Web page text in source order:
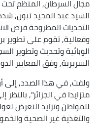
مجال السرطان, المنظم تحت
السيد عبد المجيد تبون,
التحديات المطروحة فرض
وفعالية, تقوم على تطوير
الوبائية وتحديث وتطوير
السريرية, وفق المعايير
ولفت, في هذا الصدد, إلى
متزايدا في الجزائر", بالنظر
للمواطن وتزايد التعرض
والتغذية غير الصحية